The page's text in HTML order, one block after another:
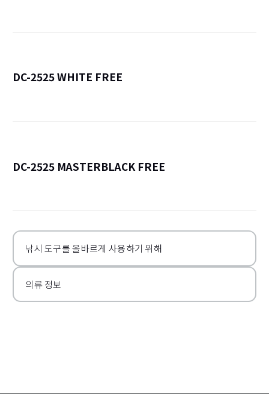
DC-2525 WHITE FREE
DC-2525 MASTERBLACK FREE
낚시 도구를 올바르게 사용하기 위해
의류 정보